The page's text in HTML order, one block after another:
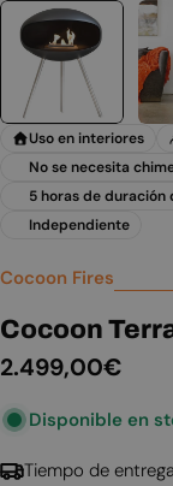
Uso en interiores
No se necesita
5 horas de duración
Independiente
Cocoon Fires
Cocoon
Precio
2.499,00€
Disponible en
Tiempo de